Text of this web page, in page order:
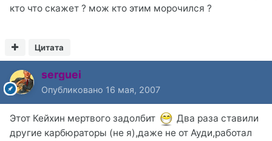
кто что скажет ? мож кто этим морочился ?
Цитата
serguei
Опубликовано 16 мая, 2007
Этот Кейхин мертвого задолбит
Два раза ставили
другие карбюраторы (не я),даже не от Ауди,работал